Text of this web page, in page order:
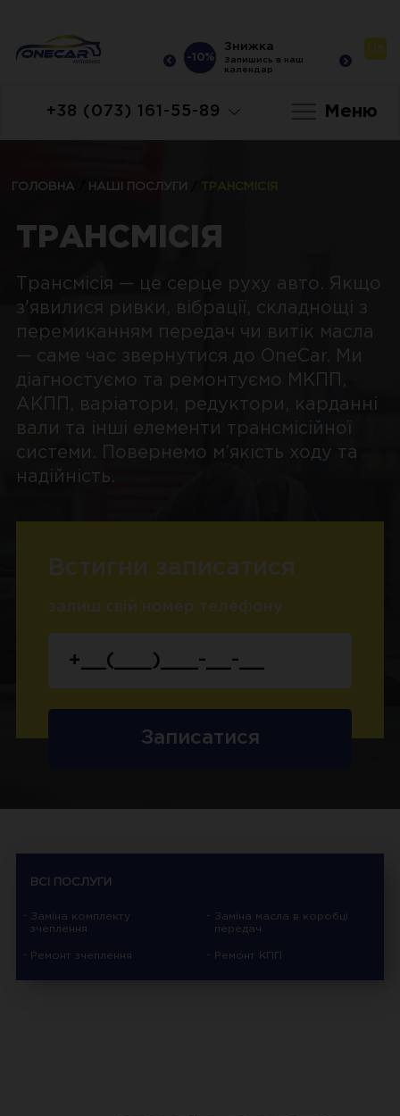
10%
Знижка
Запишись в наш
-10%
Знижка
Запишись в наш
календар
-
+38 (073) 161-55-89 Меню
Ua
ГОЛОВНА НАШІ ПОСЛУГИ ТРАНСМІСІЯ
ТРАНСМІСІЯ
Трансмісія — це серце руху авто. Якщо
з'явилися ривки, вібрації, складнощі з
перемиканням передач чи витік масла
— саме час звернутися до OneCar. Ми
діагностуємо та ремонтуємо МКПП,
АКПП, варіатори, редуктори, карданні
вали та інші елементи трансмісійної
системи. Повернемо м’якість ходу та
надійність.
Встигни записатися
залиш свій номер телефону
Записатися
ВСІ ПОСЛУГИ
Заміна комплекту
зчеплення
Заміна масла в коробці
передач
Ремонт зчеплення Ремонт КПП